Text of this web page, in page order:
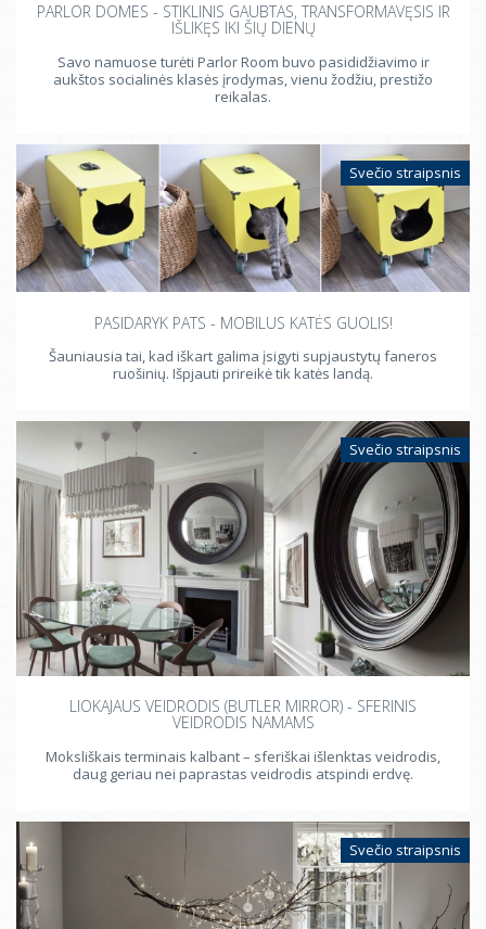
PARLOR DOMES - STIKLINIS GAUBTAS, TRANSFORMAVĘSIS IR
IŠLIKĘS IKI ŠIŲ DIENŲ
Savo namuose turėti Parlor Room buvo pasididžiavimo ir
aukštos socialinės klasės įrodymas, vienu žodžiu, prestižo
reikalas.
Svečio straipsnis
PASIDARYK PATS - MOBILUS KATĖS GUOLIS!
Šauniausia tai, kad iškart galima įsigyti supjaustytų faneros
ruošinių. Išpjauti prireikė tik katės landą.
Svečio straipsnis
LIOKAJAUS VEIDRODIS (BUTLER MIRROR) - SFERINIS
VEIDRODIS NAMAMS
Moksliškais terminais kalbant – sferiškai išlenktas veidrodis,
daug geriau nei paprastas veidrodis atspindi erdvę.
Svečio straipsnis